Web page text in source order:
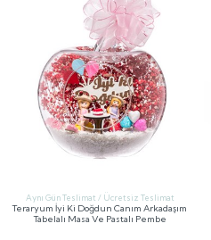
Aynı Gün Teslimat / Ücretsiz Teslimat
Teraryum İyi Ki Doğdun Canım Arkadaşım
Tabelalı Masa Ve Pastalı Pembe